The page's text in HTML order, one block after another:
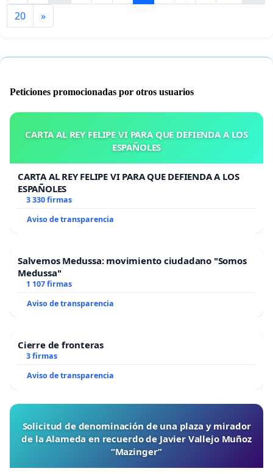
20
»
Peticiones promocionadas por otros usuarios
CARTA AL REY FELIPE VI PARA QUE DEFIENDA A LOS
ESPAÑOLES
CARTA AL REY FELIPE VI PARA QUE DEFIENDA A LOS
ESPAÑOLES
3 330 firmas
Aviso de transparencia
Salvemos Medussa: movimiento ciudadano "Somos
Medussa"
1 107 firmas
Aviso de transparencia
Cierre de fronteras
3 firmas
Aviso de transparencia
Solicitud de denominación de una plaza y mirador
de la Alameda en recuerdo de Javier Vallejo Muñoz
“Mazinger”